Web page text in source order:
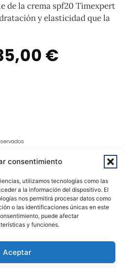
consentimiento
utilizamos tecnologías como las
a la información del dispositivo. El
nos permitirá procesar datos como
o las identificaciones únicas en este
puede afectar
y funciones.
Aceptar
de la crema spf20 Timexpert
y elasticidad que la
€
Aviso Legal
De Privacidad
Y Reembolsos
Accesibilidad
De Cookies